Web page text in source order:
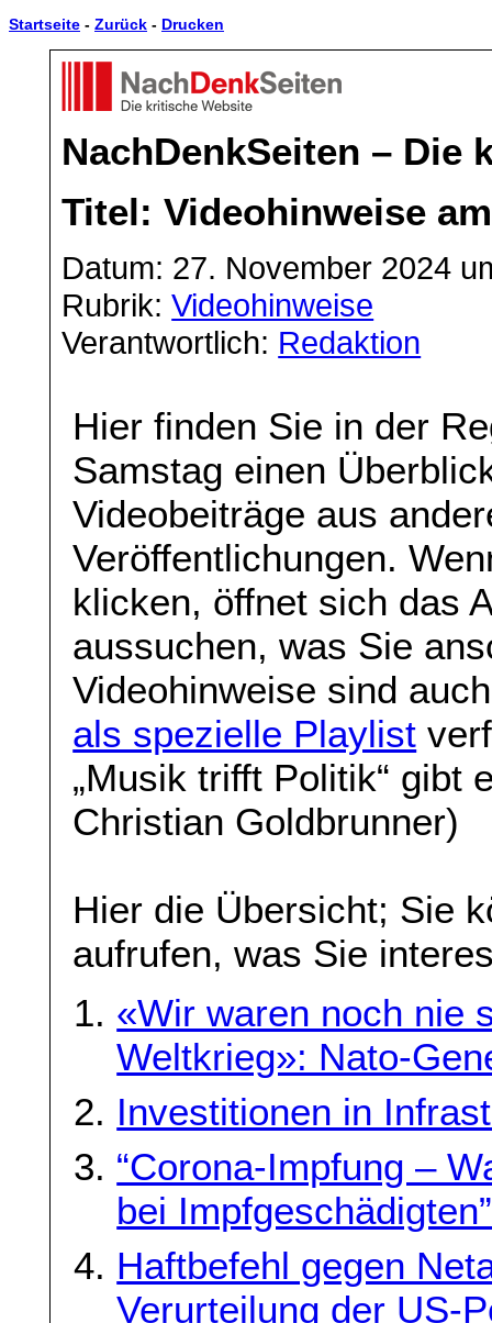
Startseite - Zurück - Drucken
NachDenkSeiten – Die
Titel: Videohinweise
Datum: 27. November 2024
Rubrik:Videohinweise
Verantwortlich: Redaktion
Hier finden Sie in der
Samstag einen
Videobeiträge aus
Veröffentlichungen.
klicken, öffnet sich das
aussuchen, was Sie
Videohinweise sind
als spezielle Playlist
„Musik trifft Politik“ gibt
Christian Goldbrunner)
Hier die Übersicht; Sie
aufrufen, was Sie
«Wir waren noch nie
Weltkrieg»: Nato-
Investitionen in
“Corona-Impfung –
bei Impfgeschädigten”
Haftbefehl gegen
Verurteilung der US-